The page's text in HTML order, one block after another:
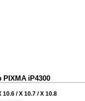
iP4300
10.6 / X 10.7 / X 10.8